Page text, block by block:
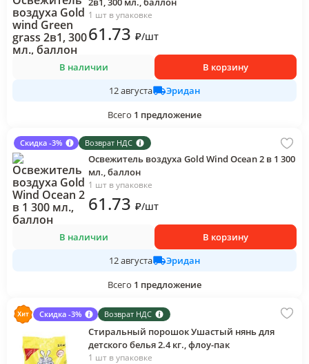
1 шт в упаковке
61.73 ₽/шт
В наличии
В корзину
12 августа
Эридан
Всего 1 предложение
Скидка -3% Возврат НДС
Освежитель воздуха Gold Wind Ocean 2 в 1 300
мл., баллон
1 шт в упаковке
61.73 ₽/шт
В наличии
В корзину
12 августа
Эридан
Всего 1 предложение
Скидка -3% Возврат НДС
Стиральный порошок Ушастый нянь для
детского белья 2.4 кг., флоу-пак
1 шт в упаковке